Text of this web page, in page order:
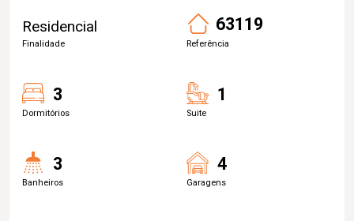
Residencial
Finalidade
63119
Referência
3
Dormitórios
1
Suite
3
Banheiros
4
Garagens